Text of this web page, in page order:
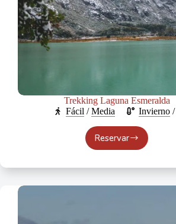
Trekking Laguna Esmeralda
Fácil /Media Invierno/
ReservarTrekking
Esmeralda